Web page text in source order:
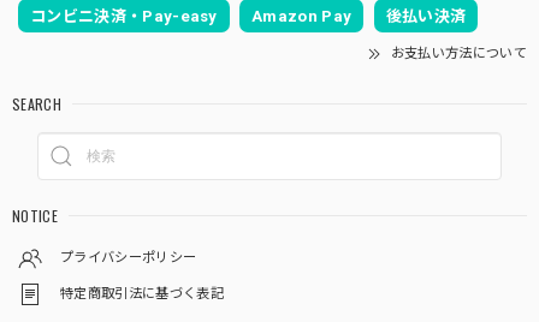
コンビニ決済・Pay-easy Amazon Pay 後払い決済
お支払い方法について
SEARCH
NOTICE
プライバシーポリシー
特定商取引法に基づく表記